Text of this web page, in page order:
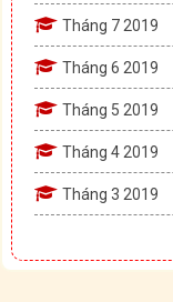
Tháng 7 2019
Tháng 6 2019
Tháng 5 2019
Tháng 4 2019
Tháng 3 2019